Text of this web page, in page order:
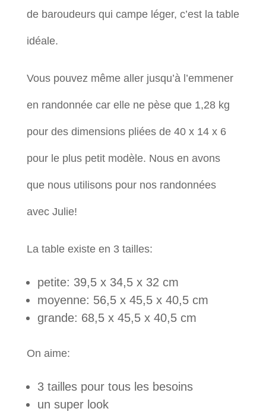
de baroudeurs qui campe léger, c’est la table
idéale.
Vous pouvez même aller jusqu’à l’emmener
en randonnée car elle ne pèse que 1,28 kg
pour des dimensions pliées de 40 x 14 x 6
pour le plus petit modèle. Nous en avons
que nous utilisons pour nos randonnées
avec Julie!
La table existe en 3 tailles:
petite: 39,5 x 34,5 x 32 cm
moyenne: 56,5 x 45,5 x 40,5 cm
grande: 68,5 x 45,5 x 40,5 cm
On aime:
3 tailles pour tous les besoins
un super look